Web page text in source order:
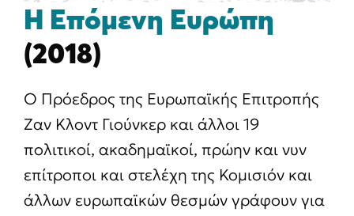
Η Επόμενη Ευρώπη
(2018)
Ο Πρόεδρος της Ευρωπαϊκής Επιτροπής
Ζαν Κλοντ Γιούνκερ και άλλοι 19
πολιτικοί, ακαδημαϊκοί, πρώην και νυν
επίτροποι και στελέχη της Κομισιόν και
άλλων ευρωπαϊκών θεσμών γράφουν για